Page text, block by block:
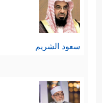
سعود الشريم